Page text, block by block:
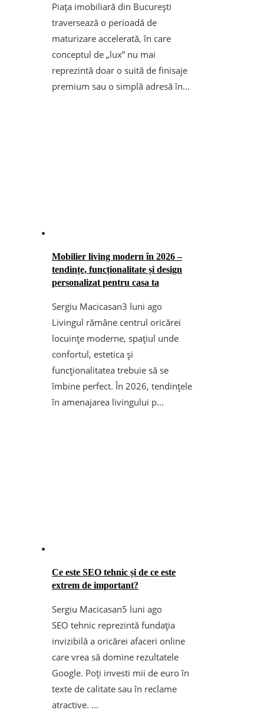
Piața imobiliară din București
traversează o perioadă de
maturizare accelerată, în care
conceptul de „lux” nu mai
reprezintă doar o suită de finisaje
premium sau o simplă adresă în...
Mobilier living modern în 2026 –
tendințe, funcționalitate și design
personalizat pentru casa ta
Sergiu Macicasan3 luni ago
Livingul rămâne centrul oricărei
locuințe moderne, spațiul unde
confortul, estetica și
funcționalitatea trebuie să se
îmbine perfect. În 2026, tendințele
în amenajarea livingului p...
Ce este SEO tehnic și de ce este
extrem de important?
Sergiu Macicasan5 luni ago
SEO tehnic reprezintă fundația
invizibilă a oricărei afaceri online
care vrea să domine rezultatele
Google. Poți investi mii de euro în
texte de calitate sau în reclame
atractive. ...